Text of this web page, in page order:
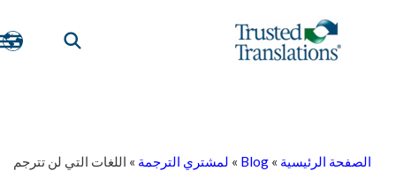
الصفحة الرئيسية »
Blog
» لمشتري الترجمة » اللغات التي لن تترجم